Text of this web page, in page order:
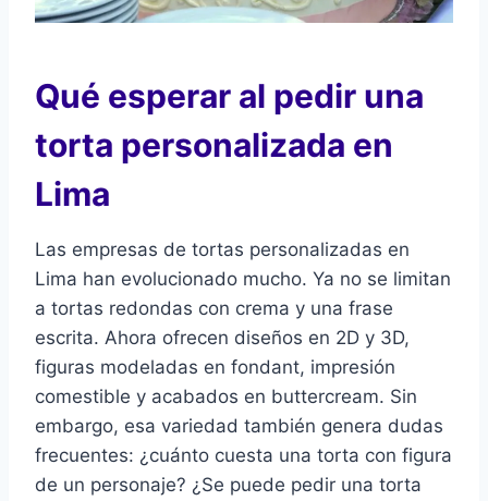
Qué esperar al pedir una
torta personalizada en
Lima
Las empresas de tortas personalizadas en
Lima han evolucionado mucho. Ya no se limitan
a tortas redondas con crema y una frase
escrita. Ahora ofrecen diseños en 2D y 3D,
figuras modeladas en fondant, impresión
comestible y acabados en buttercream. Sin
embargo, esa variedad también genera dudas
frecuentes: ¿cuánto cuesta una torta con figura
de un personaje? ¿Se puede pedir una torta